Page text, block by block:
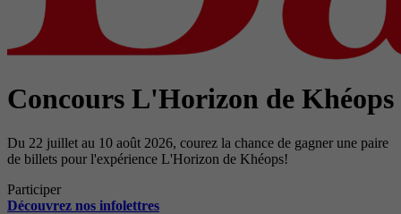
Concours L'Horizon de Khéops
Du 22 juillet au 10 août 2026, courez la chance de gagner une paire
de billets pour l'expérience L'Horizon de Khéops!
Participer
Découvrez nos infolettres